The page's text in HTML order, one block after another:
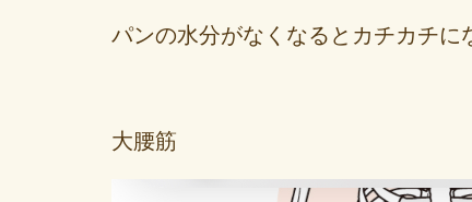
パンの水分がなくなるとカチカチ
大腰筋